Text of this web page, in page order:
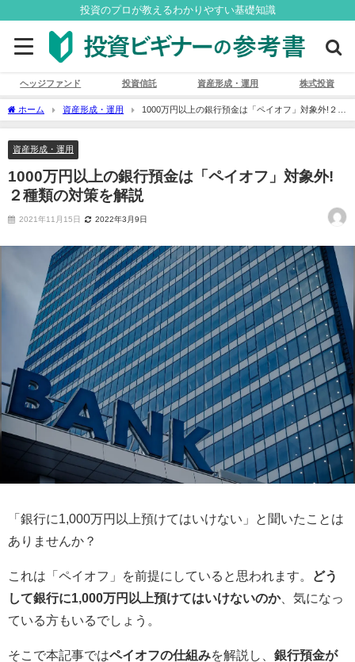
投資のプロが教えるわかりやすい基礎知識
ヘッジファンド 投資信託 資産形成・運用 株式投資
ホーム 資産形成・運用
1000万円以上の銀行預金は「ペイオフ」対象外!２種
類の対策を解説
資産形成・運用
1000万円以上の銀行預金は「ペイオフ」対象外!
２種類の対策を解説
2021年11月15日 2022年3月9日
「銀行に1,000万円以上預けてはいけない」と聞いたことは
ありませんか？
これは「ペイオフ」を前提にしていると思われます。
どう
して銀行に1,000万円以上預けてはいけないのか、気になっ
ている方もいるでしょう。
そこで本記事ではペイオフの仕組みを解説し、 銀行預金が